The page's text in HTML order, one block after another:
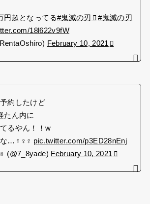
円超となってる#鬼滅の刃
#鬼滅の刃
18l622v9fW
February 10, 2021
約したけど
たん内に
るやん！！w
な…‍♀️‍♀️‍♀️ pic.twitter.com/p3ED28nEnj
(@7_8yade) February 10, 2021